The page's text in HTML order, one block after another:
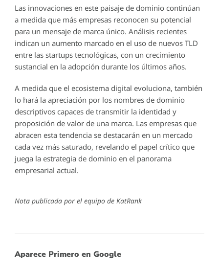
Las innovaciones en este paisaje de dominio continúan
a medida que más empresas reconocen su potencial
para un mensaje de marca único. Análisis recientes
indican un aumento marcado en el uso de nuevos TLD
entre las startups tecnológicas, con un crecimiento
sustancial en la adopción durante los últimos años.
A medida que el ecosistema digital evoluciona, también
lo hará la apreciación por los nombres de dominio
descriptivos capaces de transmitir la identidad y
proposición de valor de una marca. Las empresas que
abracen esta tendencia se destacarán en un mercado
cada vez más saturado, revelando el papel crítico que
juega la estrategia de dominio en el panorama
empresarial actual.
Nota publicada por el equipo de KatRank
Aparece Primero en Google